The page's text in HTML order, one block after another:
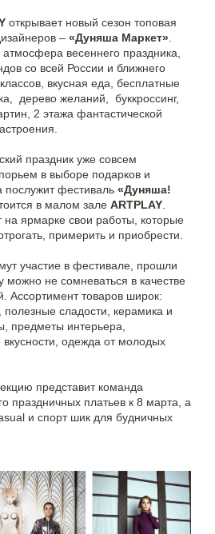
открывает новый сезон топовая
– «Дуняша Маркет»
атмосфера весеннего праздника,
со всей России и ближнего
вкусная еда, бесплатные
дерево желаний, буккроссинг,
2 этажа фантастической
праздник уже совсем
в выборе подарков и
послужит фестиваль «Дуняша!
в малом зале ARTPLAY
на ярмарке свои работы, которые
примерить и приобрести.
участие в фестивале, прошли
можно не сомневаться в качестве
Ассортимент товаров широк:
сладости, керамика и
предметы интерьера,
вкусности, одежда от молодых
представит команда
праздничных платьев к 8 марта, а
и спорт шик для будничных